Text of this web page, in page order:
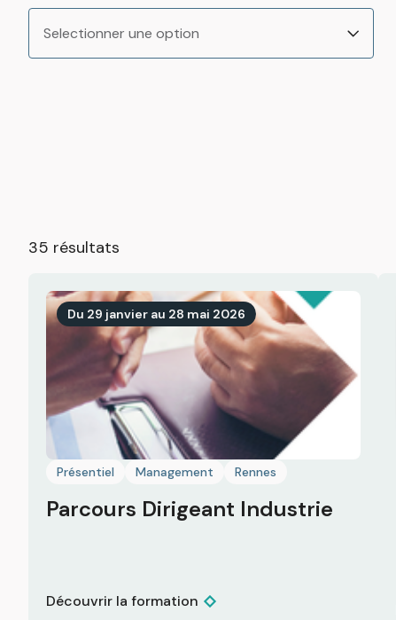
Selectionner une option
35 résultats
Du 29 janvier au 28 mai 2026
Présentiel Management Rennes
Parcours Dirigeant Industrie
Découvrir la formation